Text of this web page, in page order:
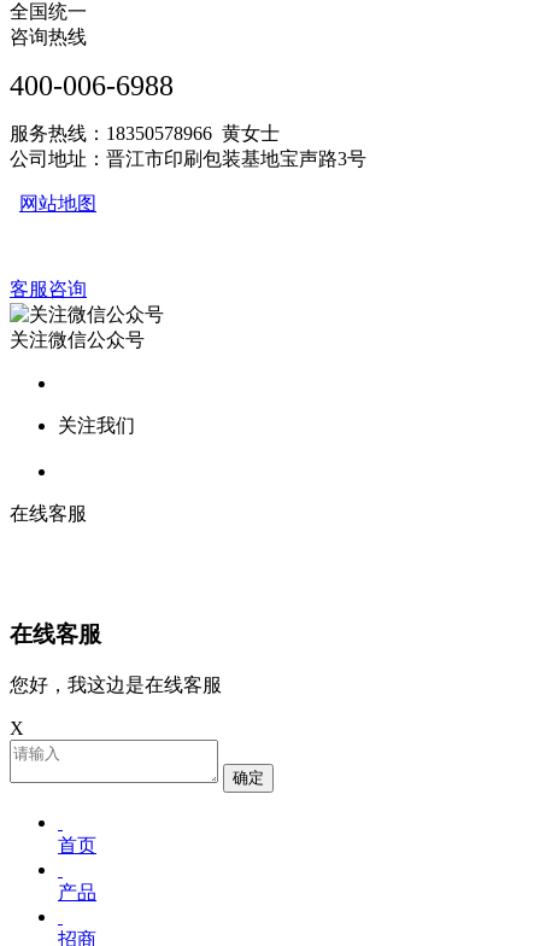
全国统一
咨询热线
400-006-6988
服务热线：18350578966 黄女士
公司地址：晋江市印刷包装基地宝声路3号
网站地图
客服咨询
关注微信公众号
关注我们
在线客服
在线客服
您好，我这边是在线客服
X
确定
首页
产品
招商